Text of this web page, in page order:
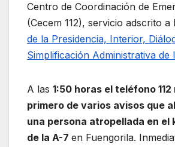
Centro de Coordinación de
(Cecem 112), servicio adscrito a
de la Presidencia, Interior,
Simplificación Administrativa de
A las 1:50 horas el teléfono
primero de varios avisos que
una persona atropellada en el
de la A-7 en Fuengorila.